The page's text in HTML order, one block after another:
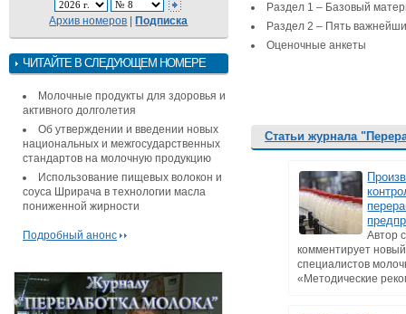
Архив номеров |Подписка
ЧИТАЙТЕ В СЛЕДУЮЩЕМ НОМЕРЕ
Молочные продукты для здоровья и
активного долголетия
Об утверждении и введении новых
национальных и межгосударственных
стандартов на молочную продукцию
Использование пищевых волокон и
соуса Шрирача в технологии масла
пониженной жирности
Подробный анонс
Раздел 1 – Базовый
Раздел 2 – Пять
Оценочные анкеты
Статьи журнала
Автор
комментирует
специалистов
«Методические